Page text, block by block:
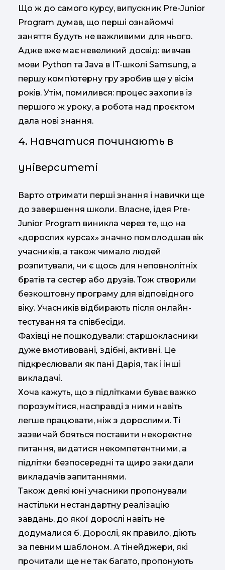
Що ж до самого курсу, випускник Pre-Junior
Program думав, що перші ознайомчі
заняття будуть не важливими для нього.
Адже вже має невеликий досвід: вивчав
мови Python та Java в IT-школі Samsung, а
першу комп’ютерну гру зробив ще у вісім
років. Утім, помилився: процес захопив із
першого ж уроку, а робота над проєктом
дала нові знання.
4. Навчатися починають в
університеті
Варто отримати перші знання і навички ще
до завершення школи. Власне, ідея Pre-
Junior Program виникла через те, що на
«дорослих курсах» значно помолодшав вік
учасників, а також чимало людей
розпитували, чи є щось для неповнолітніх
братів та сестер або друзів. Тож створили
безкоштовну програму для відповідного
віку. Учасників відбирають після онлайн-
тестування та співбесіди.
Фахівці не пошкодували: старшокласники
дуже вмотивовані, здібні, активні. Це
підкреслювали як пані Дарія, так і інші
викладачі.
Хоча кажуть, що з підлітками буває важко
порозумітися, насправді з ними навіть
легше працювати, ніж з дорослими. Ті
зазвичай бояться поставити некоректне
питання, видатися некомпетентними, а
підлітки безпосередні та щиро закидали
викладачів запитаннями.
Також деякі юні учасники пропонували
настільки нестандартну реалізацію
завдань, до якої дорослі навіть не
додумалися б. Дорослі, як правило, діють
за певним шаблоном. А тінейджери, які
прочитали ще не так багато, пропонують